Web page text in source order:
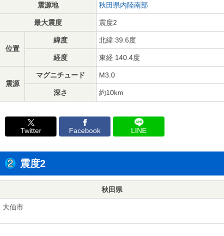
震源地 秋田県内陸南部
最大震度 震度2
位置
緯度 北緯 39.6度
経度 東経 140.4度
震源
マグニチュード M3.0
深さ 約10km
Twitter Facebook LINE
震度2
秋田県
大仙市